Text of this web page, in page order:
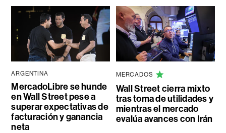
ARGENTINA
MercadoLibre se hunde
en Wall Street pese a
superar expectativas de
facturación y ganancia
neta
MERCADOS
Wall Street cierra mixto
tras toma de utilidades y
mientras el mercado
evalúa avances con Irán